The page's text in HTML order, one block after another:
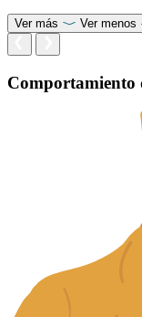
Ver más Ver menos
Comportamiento